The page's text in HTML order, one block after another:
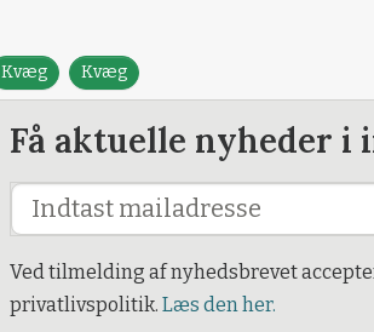
Kvæg Kvæg
Få aktuelle nyheder i
Ved tilmelding af nyhedsbrevet
privatlivspolitik. Læs den her.